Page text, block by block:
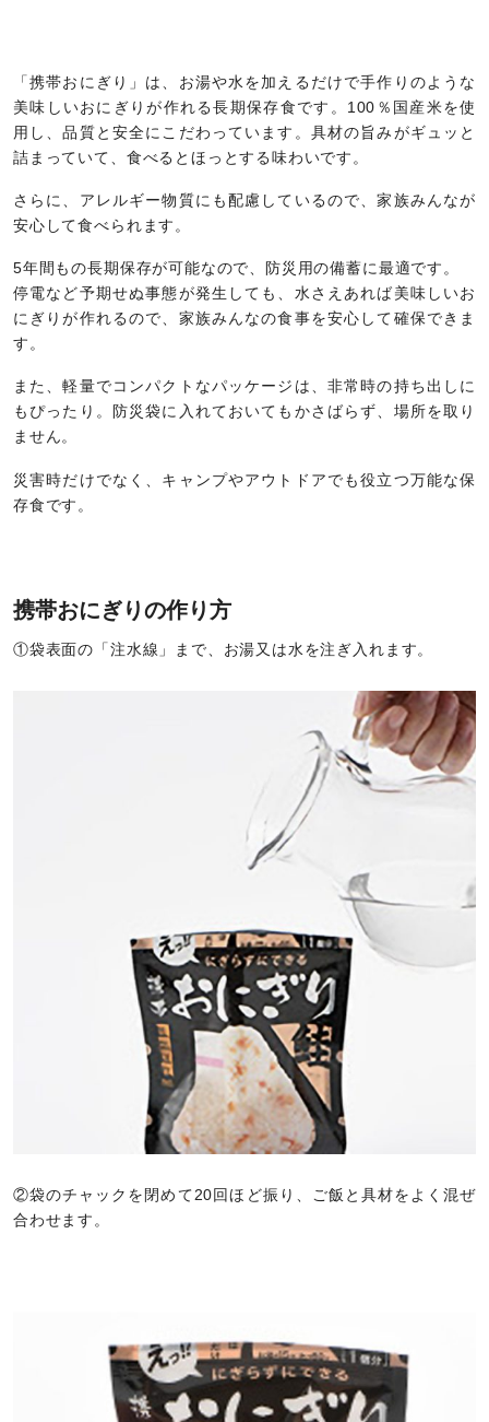
「携帯おにぎり」は、お湯や水を加えるだけで手作りのような
美味しいおにぎりが作れる長期保存食です。100％国産米を使
用し、品質と安全にこだわっています。具材の旨みがギュッと
詰まっていて、食べるとほっとする味わいです。
さらに、アレルギー物質にも配慮しているので、家族みんなが
安心して食べられます。
5年間もの長期保存が可能なので、防災用の備蓄に最適です。
停電など予期せぬ事態が発生しても、水さえあれば美味しいお
にぎりが作れるので、家族みんなの食事を安心して確保できま
す。
また、軽量でコンパクトなパッケージは、非常時の持ち出しに
もぴったり。防災袋に入れておいてもかさばらず、場所を取り
ません。
災害時だけでなく、キャンプやアウトドアでも役立つ万能な保
存食です。
携帯おにぎりの作り方
①袋表面の「注水線」まで、お湯又は水を注ぎ入れます。
②袋のチャックを閉めて20回ほど振り、ご飯と具材をよく混ぜ
合わせます。